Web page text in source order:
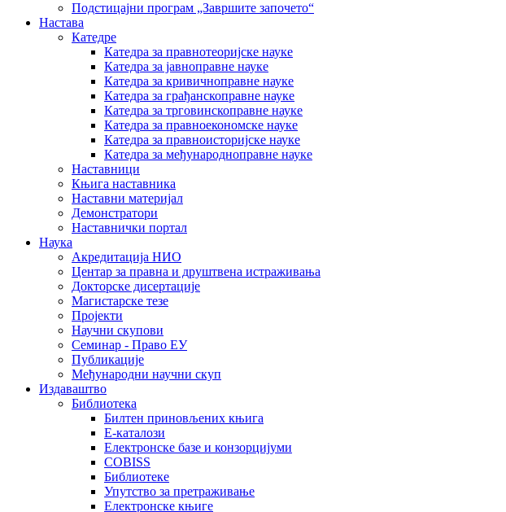
Подстицајни програм „Завршите започето“
Настава
Катедре
Катедра за правнотеоријске науке
Катедра за јавноправне науке
Катедра за кривичноправне науке
Катедра за грађанскоправне науке
Катедра за трговинскоправне науке
Катедра за правноекономске науке
Катедра за правноисторијске науке
Катедра за међународноправне науке
Наставници
Књига наставника
Наставни материјал
Демонстратори
Наставнички портал
Наука
Акредитација НИО
Центар за правна и друштвена истраживања
Докторске дисертације
Магистарске тезе
Пројекти
Научни скупови
Семинар - Право ЕУ
Публикације
Међународни научни скуп
Издаваштво
Библиотека
Билтен приновљених књига
Е-каталози
Електронске базе и конзорцијуми
COBISS
Библиотеке
Упутство за претраживање
Електронске књиге